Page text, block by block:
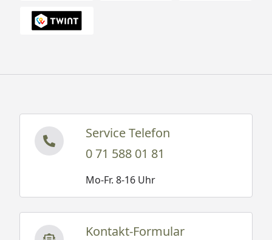
Service Telefon
0 71 588 01 81
Mo-Fr. 8-16 Uhr
Kontakt-Formular